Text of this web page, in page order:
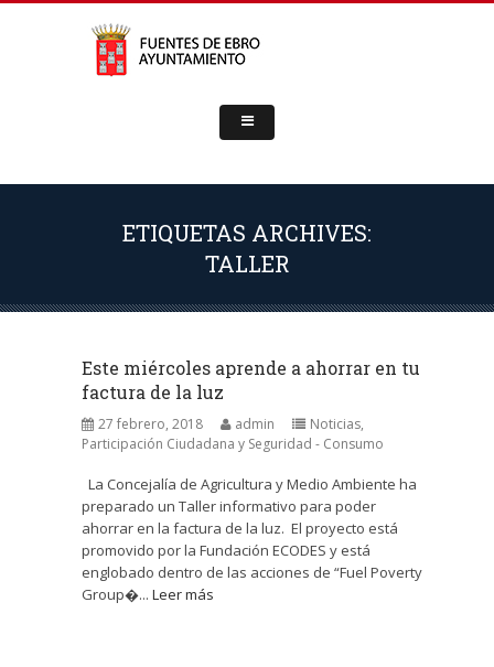
ETIQUETAS ARCHIVES:
TALLER
Este miércoles aprende a ahorrar en tu
factura de la luz
27 febrero, 2018 admin Noticias,
Participación Ciudadana y Seguridad - Consumo
La Concejalía de Agricultura y Medio Ambiente ha
preparado un Taller informativo para poder
ahorrar en la factura de la luz. El proyecto está
promovido por la Fundación ECODES y está
englobado dentro de las acciones de “Fuel Poverty
Group�... Leer más